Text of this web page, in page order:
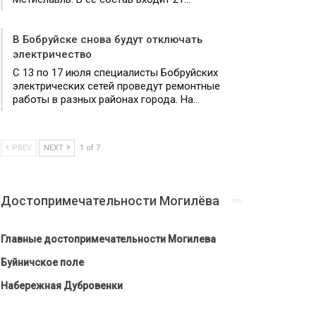
В Бобруйске снова будут отключать
электричество
С 13 по 17 июля специалисты Бобруйских
электрических сетей проведут ремонтные
работы в разных районах города. На…
PREV NEXT 1 of 7
Достопримечательности Могилёва
Главные достопримечательности Могилева
Буйничское поле
Набережная Дубровенки